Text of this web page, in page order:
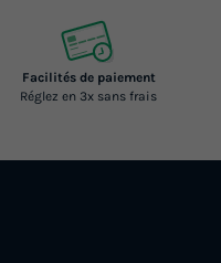
Facilités de paiement
Réglez en 3x sans frais